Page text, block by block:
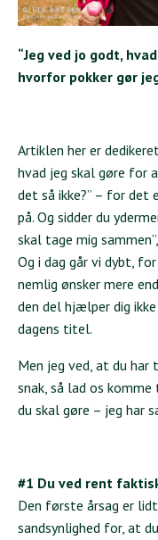
“Jeg ved jo godt,
hvorfor pokker gør
Artiklen her er
hvad jeg skal gøre for
det så ikke?” – for det
på. Og sidder du
skal tage mig
Og i dag går vi dybt,
nemlig ønsker mere
den del hjælper dig
dagens titel.
Men jeg ved, at du har
snak, så lad os
du skal gøre – jeg har
#1 Du ved rent
Den første årsag er
sandsynlighed for, at